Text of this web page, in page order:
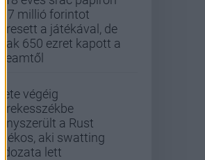
437 millió forintot
keresett a játékával, de
csak 650 ezret kapott a
Steamtől
Élete végéig
kerekesszékbe
kényszerült a Rust
játékos, aki swatting
áldozata lett